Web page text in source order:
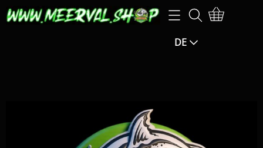
Homepage
SONDERANGEBOTE -15 % ZUSÄTZLICH auf den
angegebenen Preis (der Rabatt wird im Warenkorb
DE